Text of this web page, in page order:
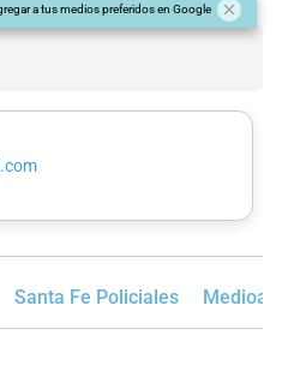
a tus medios preferidos en Google
Santa Fe Policiales